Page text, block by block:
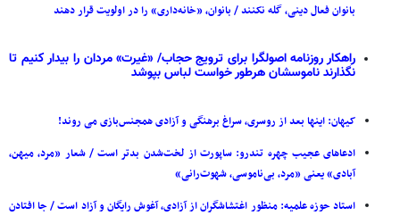
بانوان فعال دینی، گله نکنند / بانوان، «خانه‌داری» را در اولویت قرار دهند
راهکار روزنامه اصولگرا برای ترویج حجاب/ «غیرت» مردان را بیدار کنیم تا
نگذارند ناموسشان هرطور خواست لباس بپوشد
کیهان: اینها بعد از روسری، سراغ برهنگی و آزادی همجنس‌بازی می روند!
ادعاهای عجیب چهره تندرو: ساپورت از لخت‌شدن بدتر است / شعار «مرد، میهن،
آبادی» یعنی «مرد، بی‌ناموسی، شهوت‌رانی»
استاد حوزه علمیه: منظور اغتشاشگران از آزادی، آغوش رایگان و آزاد است / جا افتادن